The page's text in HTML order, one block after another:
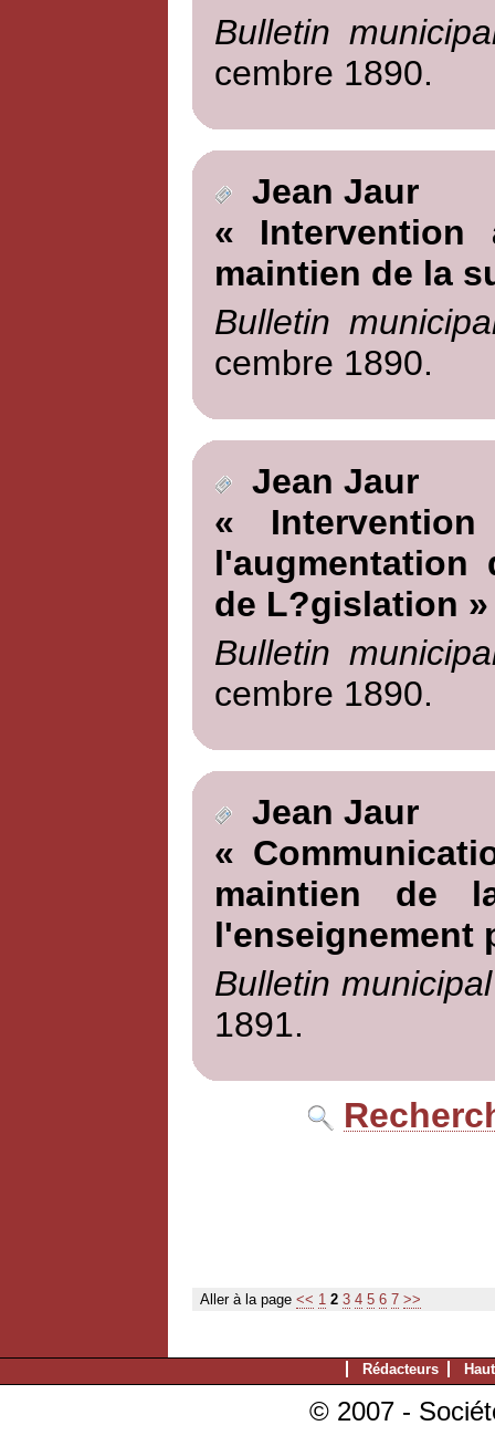
Bulletin
cembre 1890.
Jean Jaur
«
maintien de la
Bulletin
cembre 1890.
Jean Jaur
«
de L?gislation »
Bulletin
cembre 1890.
Jean Jaur
«
maintien de
l'enseignement
Bulletin
1891.
Aller à la page << 1 2 3 4 5 6 7 >>
Rédacteurs
© 2007 -